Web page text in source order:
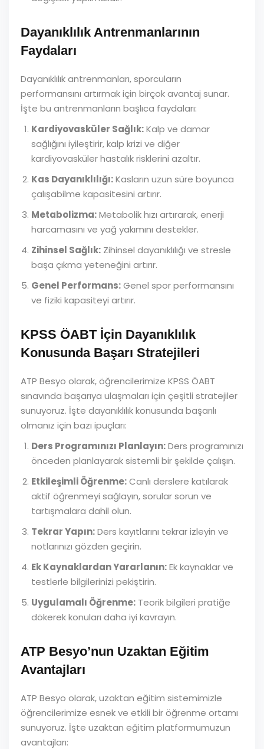
Dayanıklılık Antrenmanlarının
Faydaları
Dayanıklılık antrenmanları, sporcuların
performansını artırmak için birçok avantaj sunar.
İşte bu antrenmanların başlıca faydaları:
Kardiyovasküler Sağlık:Kalp ve damar
sağlığını iyileştirir, kalp krizi ve diğer
kardiyovasküler hastalık risklerini azaltır.
Kas Dayanıklılığı:Kasların uzun süre boyunca
çalışabilme kapasitesini artırır.
Metabolizma:Metabolik hızı artırarak, enerji
harcamasını ve yağ yakımını destekler.
Zihinsel Sağlık: Zihinsel dayanıklılığı ve stresle
başa çıkma yeteneğini artırır.
Genel Performans:Genel spor performansını
ve fiziki kapasiteyi artırır.
KPSS ÖABT İçin Dayanıklılık
Konusunda Başarı Stratejileri
ATP Besyo olarak, öğrencilerimize KPSS ÖABT
sınavında başarıya ulaşmaları için çeşitli stratejiler
sunuyoruz. İşte dayanıklılık konusunda başarılı
olmanız için bazı ipuçları:
Ders Programınızı Planlayın:Ders programınızı
önceden planlayarak sistemli bir şekilde çalışın.
Etkileşimli Öğrenme:Canlı derslere katılarak
aktif öğrenmeyi sağlayın, sorular sorun ve
tartışmalara dahil olun.
Tekrar Yapın:Ders kayıtlarını tekrar izleyin ve
notlarınızı gözden geçirin.
Ek Kaynaklardan Yararlanın:Ek kaynaklar ve
testlerle bilgilerinizi pekiştirin.
Uygulamalı Öğrenme: Teorik bilgileri pratiğe
dökerek konuları daha iyi kavrayın.
ATP Besyo’nun Uzaktan Eğitim
Avantajları
ATP Besyo olarak, uzaktan eğitim sistemimizle
öğrencilerimize esnek ve etkili bir öğrenme ortamı
sunuyoruz. İşte uzaktan eğitim platformumuzun
avantajları: